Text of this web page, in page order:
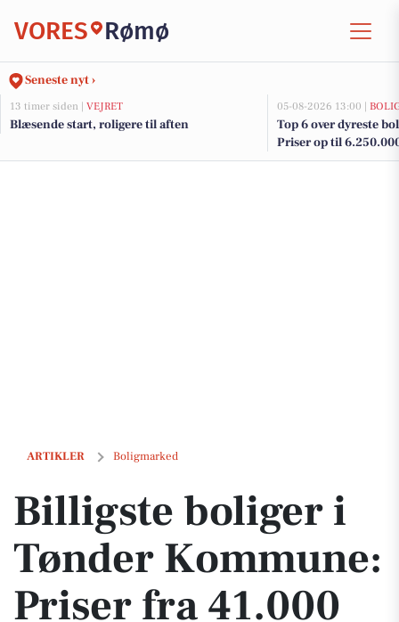
VORES Rømø
Seneste nyt ›
13 timer siden | VEJRET
Blæsende start, roligere til aften
05-08-2026 13:00 |
Top 6 over dyreste
Priser op til
ARTIKLER Boligmarked
Billigste boliger i Tønder Kommune: Priser fra 41.000 kroner
Billigste boliger i
Tønder Kommune:
Priser fra 41.000